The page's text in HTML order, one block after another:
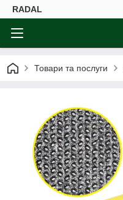
RADAL
Товари та послуги